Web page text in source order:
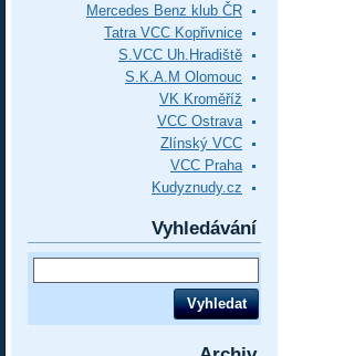
Mercedes Benz klub ČR
Tatra VCC Kopřivnice
S.VCC Uh.Hradiště
S.K.A.M Olomouc
VK Kroměříž
VCC Ostrava
Zlínský VCC
VCC Praha
Kudyznudy.cz
Vyhledávání